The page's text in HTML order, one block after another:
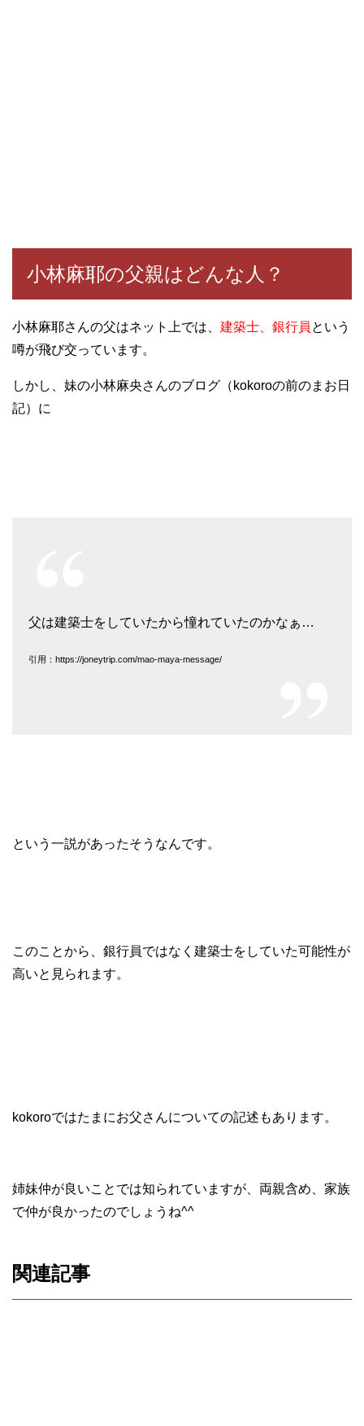
小林麻耶の父親はどんな人？
小林麻耶さんの父はネット上では、 建築士、銀行員 という
噂が飛び交っています。
しかし、妹の小林麻央さんのブログ（kokoroの前のまお日
記）に
父は建築士をしていたから憧れていたのかなぁ…
引用：https://joneytrip.com/mao-maya-message/
という一説があったそうなんです。
このことから、銀行員ではなく建築士をしていた可能性が
高いと見られます。
kokoroではたまにお父さんについての記述もあります。
姉妹仲が良いことでは知られていますが、両親含め、家族
で仲が良かったのでしょうね^^
関連記事